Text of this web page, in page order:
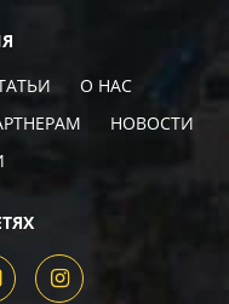
О НАС
НОВОСТИ